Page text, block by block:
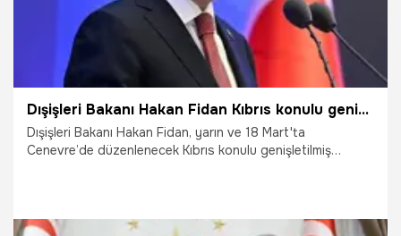
Dışişleri Bakanı Hakan Fidan Kıbrıs konulu genişletilmiş formatlı gayriresmi toplantıya katılacak
Dışişleri Bakanı Hakan Fidan, yarın ve 18 Mart'ta
Cenevre’de düzenlenecek Kıbrıs konulu genişletilmiş